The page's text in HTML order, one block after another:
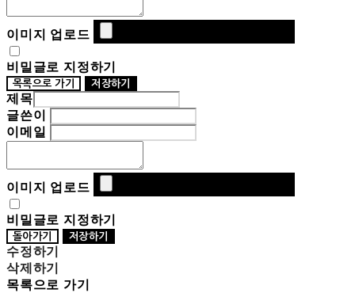
이미지 업로드
비밀글로 지정하기
목록으로 가기 저장하기
제목
글쓴이
이메일
이미지 업로드
비밀글로 지정하기
돌아가기 저장하기
수정하기
삭제하기
목록으로 가기